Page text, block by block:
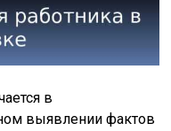
в
выявлении фактов